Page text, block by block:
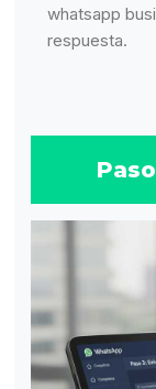
whatsapp
respuesta.